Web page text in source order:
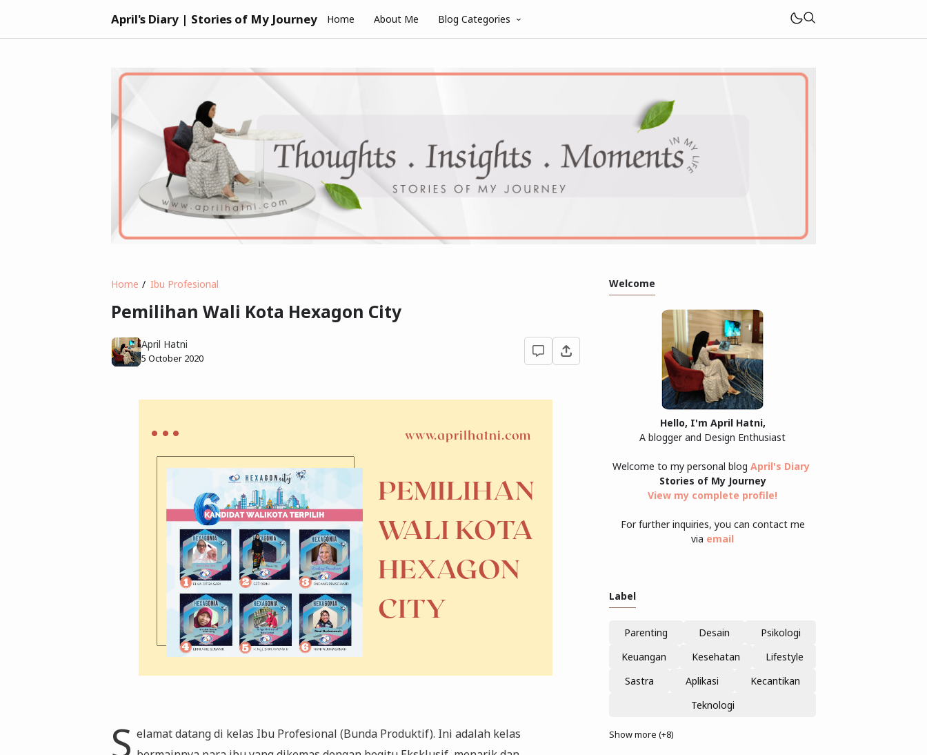
April's Diary | Stories of My Journey Home About Me Blog Categories
Home Ibu Profesional
Pemilihan Wali Kota Hexagon City
April Hatni
5 October 2020
S elamat datang di kelas Ibu Profesional (Bunda Produktif). Ini adalah kelas
Welcome
Hello, I'm April Hatni,
A blogger and Design Enthusiast
Welcome to my personal blog April's Diary
Stories of My Journey
View my complete profile!
For further inquiries, you can contact me
via email
Label
Parenting Desain
Psikologi
Keuangan
Kesehatan
Lifestyle
Sastra
Aplikasi
Kecantikan
Teknologi
Show more (+8)